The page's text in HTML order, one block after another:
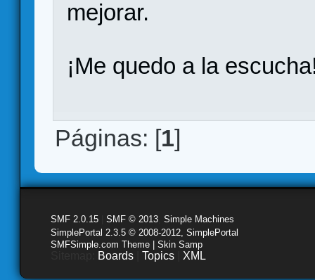
mejorar.
¡Me quedo a la
Páginas: [1]
SMF 2.0.15 SMF © 2013 Simple Machines
SimplePortal 2.3.5 © 2008-2012, SimplePortal
SMFSimple.com Theme | Skin Samp
Boards Topics XML